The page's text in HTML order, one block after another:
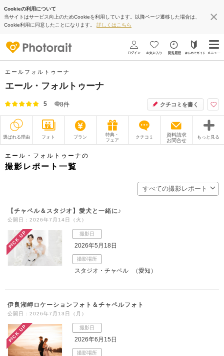
Cookieの利用について
当サイトはサービス向上のためCookieを利用しています。以降ページ遷移した場合は、
Cookie利用に同意したことになります。 詳しくはこちら
エールフォルトゥーナ
エール・フォルトゥーナ
5 8件 クチコミを書く
選ばれる理由 フォト プラン
特典・
フェア
クチコミ
資料請求
お問合せ
もっと見る
撮影レポート
ブログ
アクセス/TEL
こだわりポイント
エール・フォルトゥーナの
撮影レポート一覧
すべての撮影レポート
【チャペル＆スタジオ】愛犬と一緒に♪
公開日：2026年7月14日（火）
PICK UP 撮影日
2026年5月18日
撮影場所
スタジオ・チャペル （愛知）
伊良湖岬ロケーションフォト＆チャペルフォト
公開日：2026年7月13日（月）
PICK UP 撮影日
2026年6月15日
撮影場所